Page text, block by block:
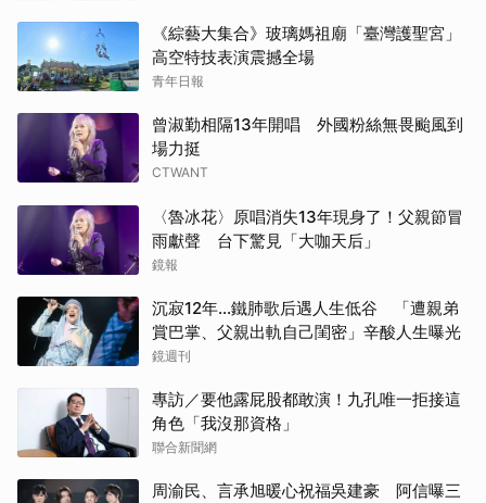
《綜藝大集合》玻璃媽祖廟「臺灣護聖宮」
高空特技表演震撼全場
青年日報
曾淑勤相隔13年開唱 外國粉絲無畏颱風到
場力挺
CTWANT
〈魯冰花〉原唱消失13年現身了！父親節冒
雨獻聲 台下驚見「大咖天后」
鏡報
沉寂12年…鐵肺歌后遇人生低谷 「遭親弟
賞巴掌、父親出軌自己閨密」辛酸人生曝光
鏡週刊
專訪／要他露屁股都敢演！九孔唯一拒接這
角色「我沒那資格」
聯合新聞網
周渝民、言承旭暖心祝福吳建豪 阿信曝三